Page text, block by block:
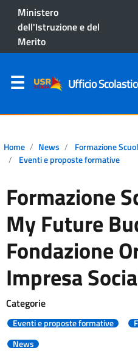
Ministero
dell'Istruzione e del
Merito
Ufficio
Home News
Formazione
Eventi e proposte formative
Formazione
My Future
Fondazione
Impresa
Categorie
Eventi e proposte formative
News